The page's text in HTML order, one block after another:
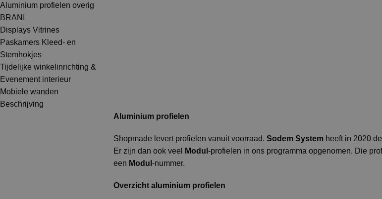
Aluminium profielen overig
BRANI
Displays Vitrines
Paskamers Kleed- en
Stemhokjes
Tijdelijke winkelinrichting &
Evenement interieur
Mobiele wanden
Beschrijving
Aluminium profielen
Shopmade levert profielen vanuit voorraad. Sodem System heeft in 2020
Er zijn dan ook veel
Modul -profielen in ons programma opgenomen. Die
een Modul -nummer.
Overzicht aluminium profielen